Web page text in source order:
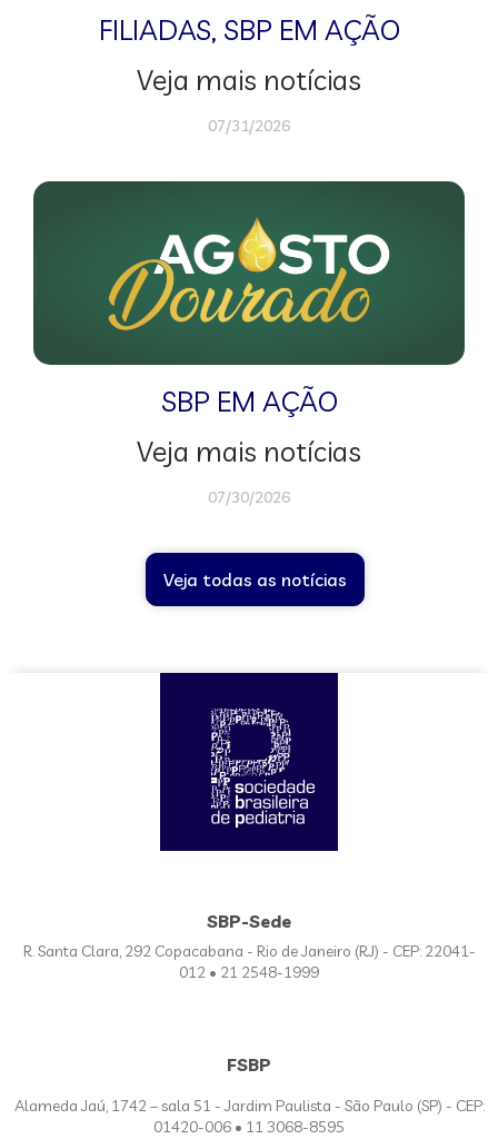
FILIADAS, SBP EM AÇÃO
Veja mais notícias
07/31/2026
SBP EM AÇÃO
Veja mais notícias
07/30/2026
Veja todas as notícias
SBP-Sede
R. Santa Clara, 292 Copacabana - Rio de Janeiro (RJ) - CEP: 22041-
012 • 21 2548-1999
FSBP
Alameda Jaú, 1742 – sala 51 - Jardim Paulista - São Paulo (SP) - CEP:
01420-006 • 11 3068-8595